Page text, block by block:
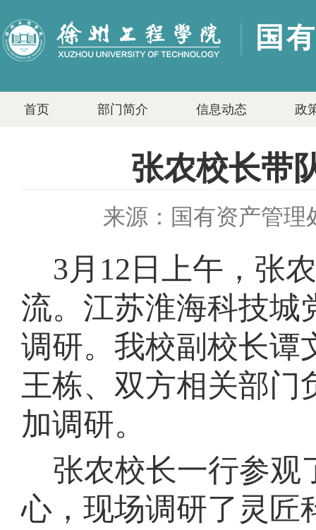
国
首页 部门简介 信息动态 政
张农校长带
来源：国有资产管理
3月 12 日上午，张
流。江苏淮海科技城
调研。我校副校长谭
王栋、双方相关部门
加调研。
张农校长一行参观
心，现场调研了灵匠